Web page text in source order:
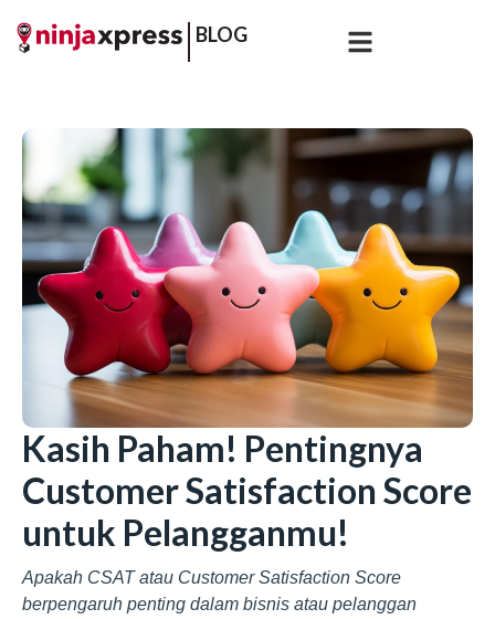
BLOG
Kasih Paham! Pentingnya
Customer Satisfaction Score
untuk Pelangganmu!
Apakah CSAT atau Customer Satisfaction Score
berpengaruh penting dalam bisnis atau pelanggan